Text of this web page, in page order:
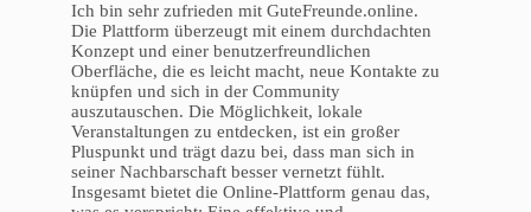
Ich bin sehr zufrieden mit GuteFreunde.online.
Die Plattform überzeugt mit einem durchdachten
Konzept und einer benutzerfreundlichen
Oberfläche, die es leicht macht, neue Kontakte zu
knüpfen und sich in der Community
auszutauschen. Die Möglichkeit, lokale
Veranstaltungen zu entdecken, ist ein großer
Pluspunkt und trägt dazu bei, dass man sich in
seiner Nachbarschaft besser vernetzt fühlt.
Insgesamt bietet die Online-Plattform genau das,